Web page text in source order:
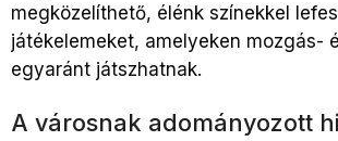
megközelíthető, élénk színekkel
játékelemeket, amelyeken mozgás-
egyaránt játszhatnak.
A városnak adományozott